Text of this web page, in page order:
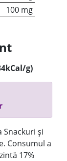
100 mg
g)
Snackuri și
Consumul a
17%